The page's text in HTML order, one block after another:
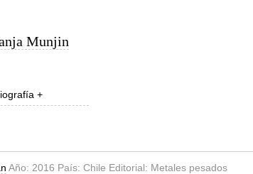
Munjin
+
Año: 2016 País: Chile Editorial: Metales pesados